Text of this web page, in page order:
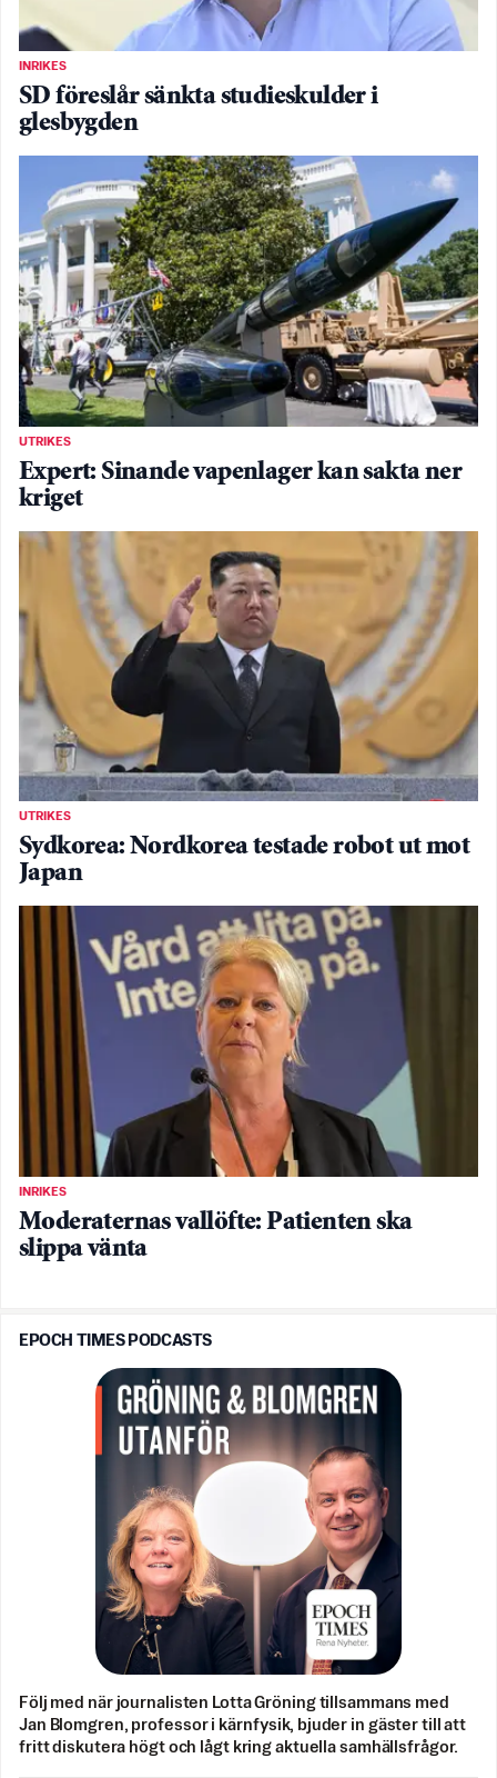
INRIKES
SD föreslår sänkta studieskulder i
glesbygden
UTRIKES
Expert: Sinande vapenlager kan sakta ner
kriget
UTRIKES
Sydkorea: Nordkorea testade robot ut mot
Japan
INRIKES
Moderaternas vallöfte: Patienten ska
slippa vänta
EPOCH TIMES PODCASTS
Följ med när journalisten Lotta Gröning tillsammans med
Jan Blomgren, professor i kärnfysik, bjuder in gäster till att
fritt diskutera högt och lågt kring aktuella samhällsfrågor.